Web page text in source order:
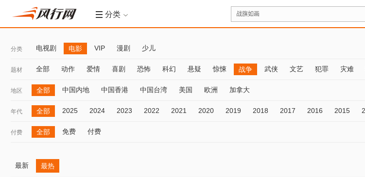
分类
分类 电视剧 电影 VIP 漫剧 少儿
题材 全部 动作 爱情 喜剧 恐怖 科幻 悬疑 惊悚 战争 武侠 文艺 犯罪 灾难
地区 全部 中国内地 中国香港 中国台湾 美国 欧洲 加拿大
年代 全部 2025 2024 2023 2022 2021 2020 2019 2018 2017 2016 2015
付费 全部 免费 付费
最新 最热